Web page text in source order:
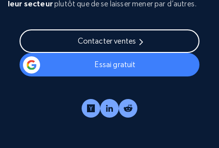
leur secteurplutôt que de se laisser mener par d’autres.
Contacter ventes
Essai gratuit